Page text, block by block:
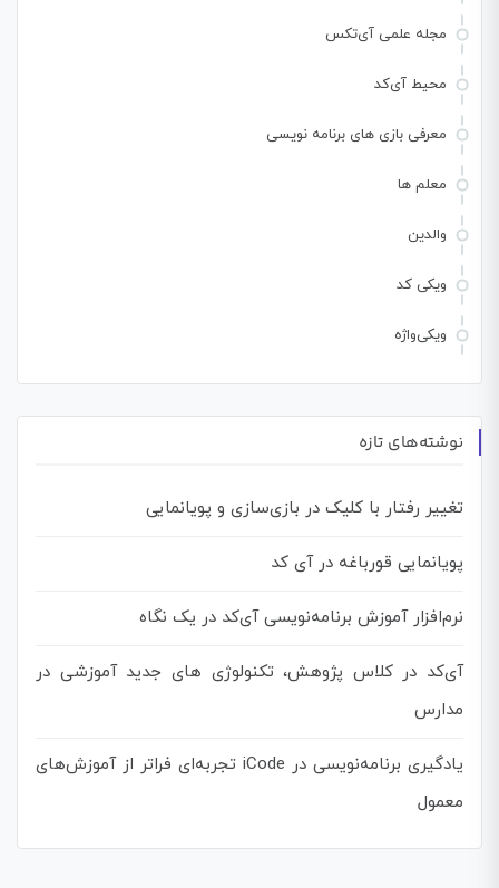
مجله علمی آی‌تکس
محیط آی‌کد
معرفی بازی های برنامه نویسی
معلم ها
والدین
ویکی کد
ویکی‌واژه
نوشته‌های تازه
تغییر رفتار با کلیک در بازی‌سازی و پویانمایی
پویانمایی قورباغه در آی کد
نرم‌افزار آموزش برنامه‌نویسی آی‌کد در یک نگاه
آی‌کد در کلاس پژوهش، تکنولوژی های جدید آموزشی در
مدارس
یادگیری برنامه‌نویسی در iCode تجربه‌ای فراتر از آموزش‌های
معمول